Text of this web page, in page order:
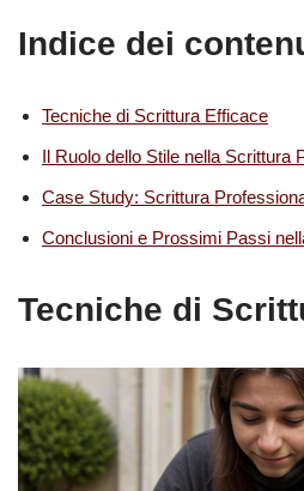
Indice dei
Tecniche di Scrittura Efficace
Il Ruolo dello Stile nella Scrittura
Case Study: Scrittura
Conclusioni e Prossimi Passi
Tecniche di